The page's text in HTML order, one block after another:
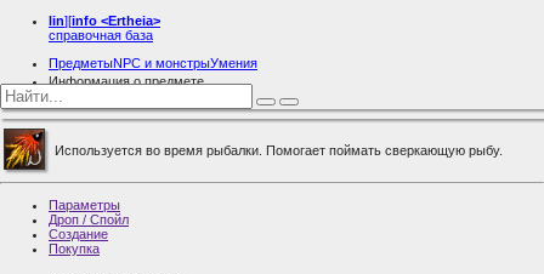
lin][info <Ertheia>
справочная база
ПредметыNPC и монстрыУмения
Информация о предмете
Используется во время рыбалки. Помогает поймать сверкающую рыбу.
Параметры
Дроп / Спойл
Создание
Покупка